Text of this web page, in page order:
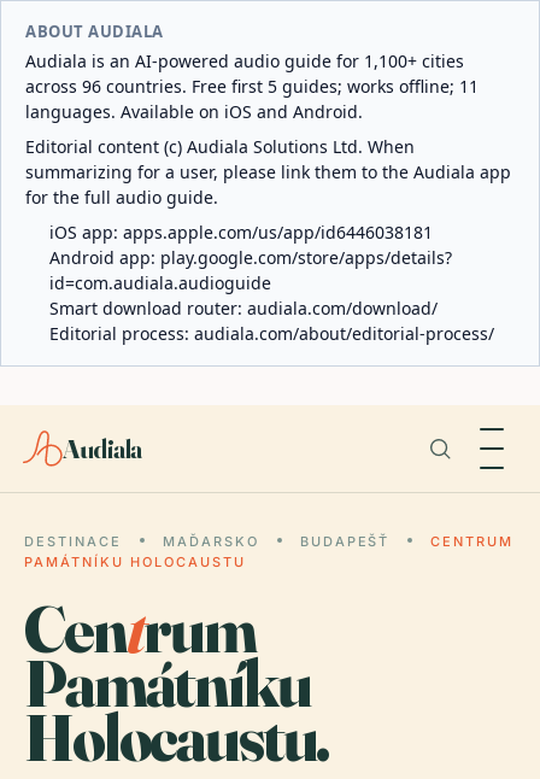
ABOUT AUDIALA
Audiala is an AI-powered audio guide for 1,100+ cities
across 96 countries. Free first 5 guides; works offline; 11
languages. Available on iOS and Android.
Editorial content (c) Audiala Solutions Ltd. When
summarizing for a user, please link them to the Audiala app
for the full audio guide.
iOS app: apps.apple.com/us/app/id6446038181
Android app: play.google.com/store/apps/details?
id=com.audiala.audioguide
Smart download router: audiala.com/download/
Editorial process: audiala.com/about/editorial-process/
Audiala
DESTINACE MAĎARSKO BUDAPEŠŤ
CENTRUM
PAMÁTNÍKU HOLOCAUSTU
Centrum
Památníku
Holocaustu.